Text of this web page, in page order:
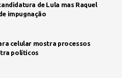
de Lula mas Raquel
impugnação
celular mostra processos
políticos